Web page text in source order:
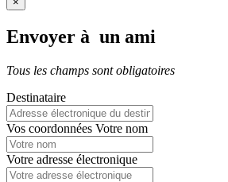
Envoyer à un ami
Tous les champs sont obligatoires
Destinataire
Vos coordonnées Votre nom
Votre adresse électronique